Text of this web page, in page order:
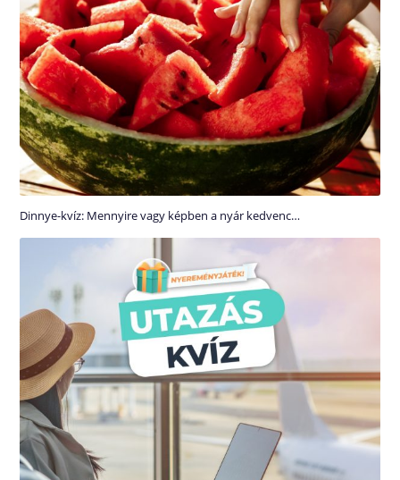
Dinnye-kvíz: Mennyire vagy képben a nyár kedvenc…